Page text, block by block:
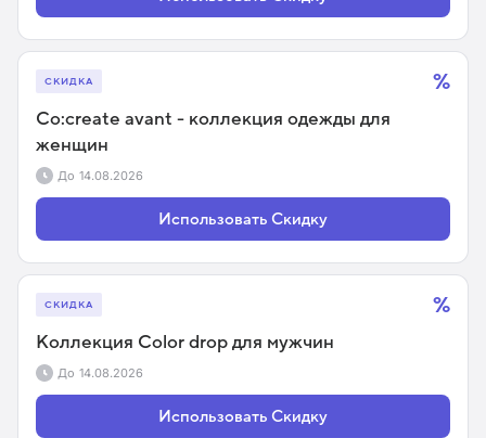
%
СКИДКА
Co:create avant - коллекция одежды для
женщин
До 14.08.2026
Использовать Скидку
%
СКИДКА
Коллекция Color drop для мужчин
До 14.08.2026
Использовать Скидку